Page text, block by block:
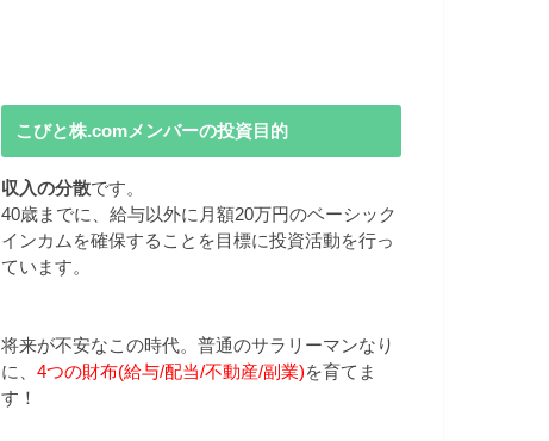
こびと株.comメンバーの投資目的
収入の分散です。
40歳までに、給与以外に月額20万円のベーシック
インカムを確保することを目標に投資活動を行っ
ています。
将来が不安なこの時代。普通のサラリーマンなり
に、 4つの財布(給与/配当/不動産/副業)を育てま
す！